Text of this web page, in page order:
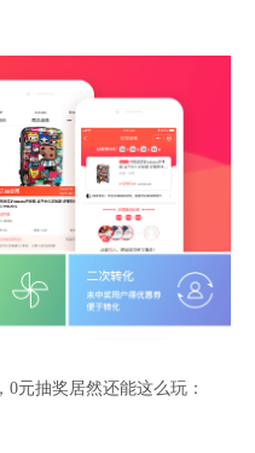
0元抽奖居然还能这么玩：